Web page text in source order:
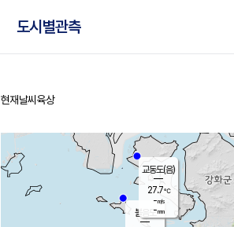
도시별관측
홈
현재날씨 육상
볼음도
교동도(음)
27.7℃
-m/s
-mm